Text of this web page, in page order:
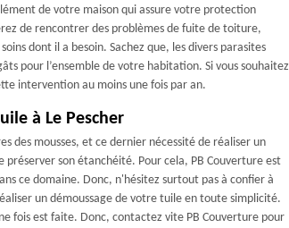
de votre maison qui assure votre protection
de rencontrer des problèmes de fuite de toiture,
dont il a besoin. Sachez que, les divers parasites
pour l’ensemble de votre habitation. Si vous souhaitez
intervention au moins une fois par an.
à Le Pescher
des mousses, et ce dernier nécessité de réaliser un
son étanchéité. Pour cela, PB Couverture est
ce domaine. Donc, n'hésitez surtout pas à confier à
un démoussage de votre tuile en toute simplicité.
fois est faite. Donc, contactez vite PB Couverture pour